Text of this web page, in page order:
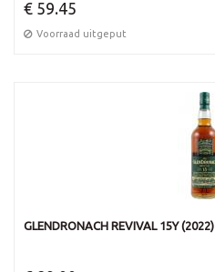
€ 59.45
Voorraad uitgeput
GLENDRONACH REVIVAL 15Y (2022)